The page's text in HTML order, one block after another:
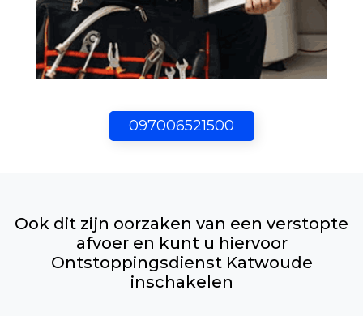
097006521500
Ook dit zijn oorzaken van een verstopte
afvoer en kunt u hiervoor
Ontstoppingsdienst Katwoude
inschakelen